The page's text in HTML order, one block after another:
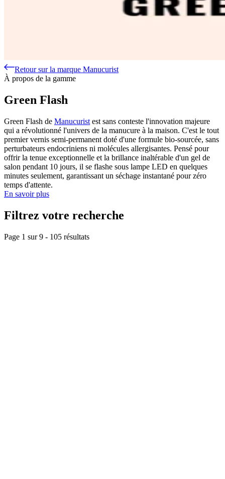
Retour sur la marque Manucurist
À propos de la gamme
Green Flash
Green Flash de Manucurist est sans conteste l'innovation majeure
qui a révolutionné l'univers de la manucure à la maison. C'est le tout
premier vernis semi-permanent doté d'une formule bio-sourcée, sans
perturbateurs endocriniens ni molécules allergisantes. Pensé pour
offrir la tenue exceptionnelle et la brillance inaltérable d'un gel de
salon pendant 10 jours, il se flashe sous lampe LED en quelques
minutes seulement, garantissant un séchage instantané pour zéro
temps d'attente.
En savoir plus
Filtrez votre recherche
Page 1 sur9 - 105 résultats